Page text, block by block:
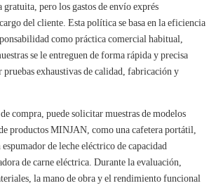
pero los gastos de envío exprés
del cliente. Esta política se basa en la eficiencia
como práctica comercial habitual,
se le entreguen de forma rápida y precisa
pruebas exhaustivas de calidad, fabricación y
de compra, puede solicitar muestras de modelos
productos MINJAN, como una cafetera portátil,
de leche eléctrico de capacidad
de carne eléctrica. Durante la evaluación,
la mano de obra y el rendimiento funcional